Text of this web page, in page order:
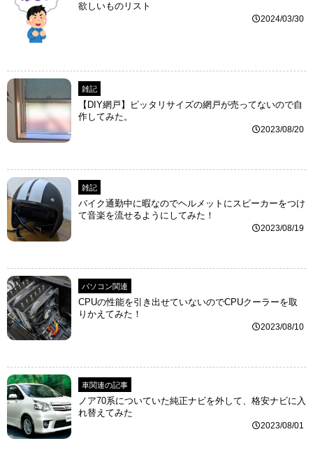
欲しいものリスト
2024/03/30
雑記
【DIY網戸】ピッタリサイズの網戸が売ってないので自
作してみた。
2023/08/20
雑記
バイク通勤中に暇なのでヘルメットにスピーカーをつけ
て音楽を流せるようにしてみた！
2023/08/19
パソコン関連
CPUの性能を引き出せていないのでCPUクーラーを取
りかえてみた！
2023/08/10
車関連の記事
ノア70系についていた純正ナビを外して、格安ナビに入
れ替えてみた
2023/08/01